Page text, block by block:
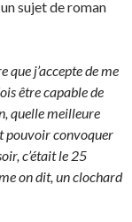
sujet de roman
que j’accepte de me
être capable de
quelle meilleure
pouvoir convoquer
c’était le 25
on dit, un clochard